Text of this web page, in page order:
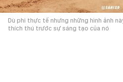
Dù phi thực tế nhưng những hình ảnh
thích thú trước sự sáng tạo của nó